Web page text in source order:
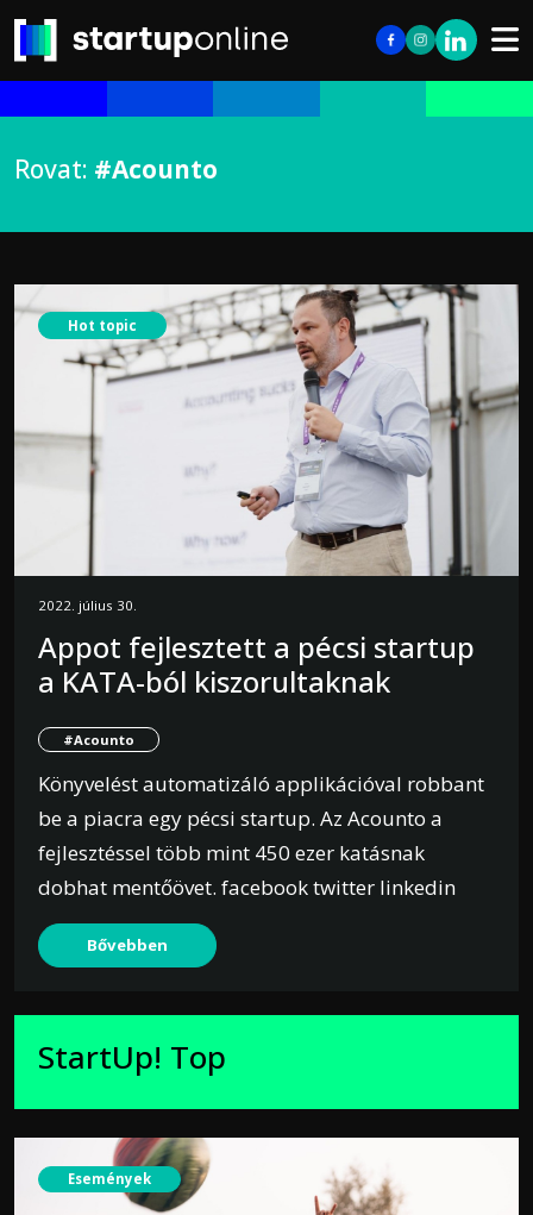
Rovat: #Acounto
Hot topic
2022. július 30.
Appot fejlesztett a pécsi startup
a KATA-ból kiszorultaknak
#Acounto
Könyvelést automatizáló applikációval robbant
be a piacra egy pécsi startup. Az Acounto a
fejlesztéssel több mint 450 ezer katásnak
dobhat mentőövet. facebook twitter linkedin
Bővebben
StartUp! Top
Események